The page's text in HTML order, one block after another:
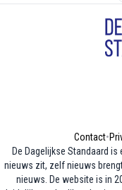
Contact•
De Dagelijkse Standaard
nieuws zit, zelf nieuws
nieuws. De website is in